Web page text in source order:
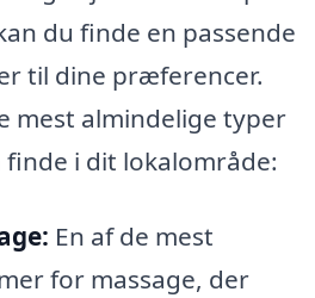
du finde en passende
til dine præferencer.
mest almindelige typer
finde i dit lokalområde:
En af de mest
for massage, der